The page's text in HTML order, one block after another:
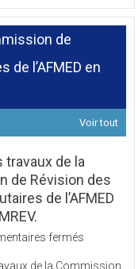
de
l’AFMED en
Voir tout
travaux de la
de Révision des
de l’AFMED
fermés
de la Commission